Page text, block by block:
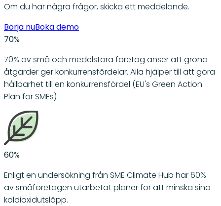
Om du har några frågor, skicka ett meddelande.
Börja nuBoka demo
70%
70% av små och medelstora företag anser att gröna
åtgärder ger konkurrensfördelar. Aila hjälper till att göra
hållbarhet till en konkurrensfördel (EU's Green Action
Plan for SMEs)
60%
Enligt en undersökning från SME Climate Hub har 60%
av småföretagen utarbetat planer för att minska sina
koldioxidutsläpp.